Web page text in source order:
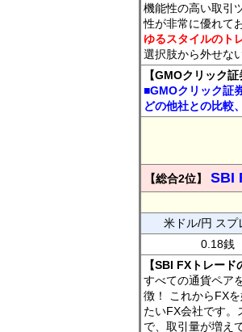
機能性の高い取引
性が非常に優れて
ゆるスタイルのト
選択肢から外せな
【GMOクリック
■GMOクリック証
どの他社との比較
【総合2位】 SBI
米ドル/円 スプ
0.18銭
【SBI FXトレード
すべての通貨ペア
徴！ これからFX
たいFX会社です
で、取引量が増え